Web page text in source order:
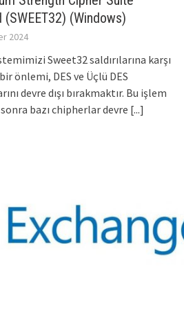
(Windows)
2024
Sweet32 saldırılarına karşı
önlemi, DES ve Üçlü DES
devre dışı bırakmaktır. Bu işlem
bazı chipherlar devre [...]